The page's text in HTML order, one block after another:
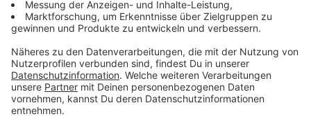
Milch langsam einrühren, bis die Konsistenz
stimmt.
Mit dem Schneebesen verrühren und mit Salz
abschmecken.
Anschließend scharfes Paprika Pulver dazugeben.
Steak: